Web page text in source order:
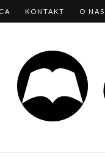
KONTAKT O NAS